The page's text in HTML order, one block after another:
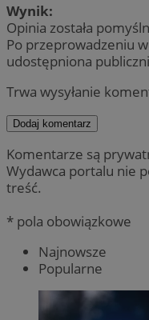
Wynik:
Opinia została
Po przeprowadzeniu
udostępniona
Trwa wysyłanie
Dodaj komentarz
Komentarze są
Wydawca portalu nie
treść.
* pola obowiązkowe
Najnowsze
Popularne